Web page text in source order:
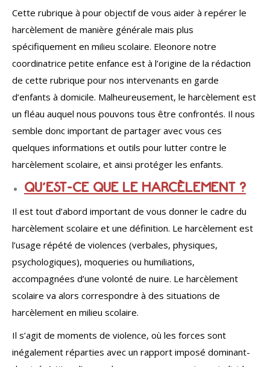
Cette rubrique à pour objectif de vous aider à repérer le
harcèlement de manière générale mais plus
spécifiquement en milieu scolaire. Eleonore notre
coordinatrice petite enfance est à l’origine de la rédaction
de cette rubrique pour nos intervenants en garde
d’enfants à domicile. Malheureusement, le harcèlement est
un fléau auquel nous pouvons tous être confrontés. Il nous
semble donc important de partager avec vous ces
quelques informations et outils pour lutter contre le
harcèlement scolaire, et ainsi protéger les enfants.
QU’EST-CE QUE LE HARCÈLEMENT ?
Il est tout d’abord important de vous donner le cadre du
harcèlement scolaire et une définition. Le harcèlement est
l’usage répété de violences (verbales, physiques,
psychologiques), moqueries ou humiliations,
accompagnées d’une volonté de nuire. Le harcèlement
scolaire va alors correspondre à des situations de
harcèlement en milieu scolaire.
Il s’agit de moments de violence, où les forces sont
inégalement réparties avec un rapport imposé dominant-